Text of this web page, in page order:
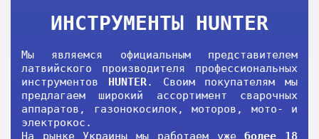
ИНСТРУМЕНТЫ HUNTER
Мы являемся официальным представителем
латвийского производителя профессиональных
инструментов HUNTER. Своим покупателям мы
предлагаем широкий ассортимент сварочных
аппаратов, газонокосилок, моторов, мото- и
электрокос.
На рынке Украины мы работаем ужеболее 18